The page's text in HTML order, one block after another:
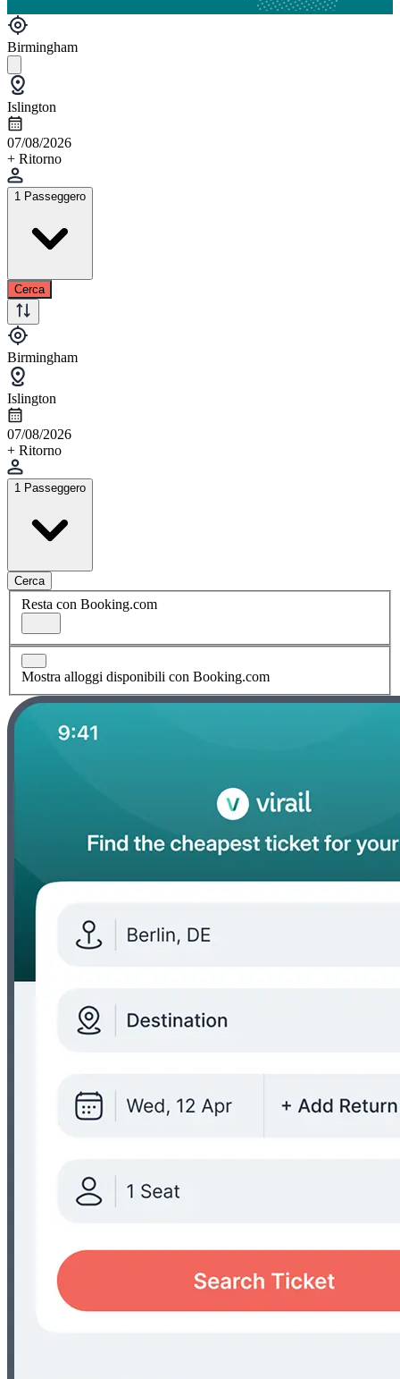
Birmingham
Islington
07/08/2026
+ Ritorno
1 Passeggero
Cerca
Birmingham
Islington
07/08/2026
+ Ritorno
1 Passeggero
Cerca
Resta con Booking.com
Mostra alloggi disponibili con Booking.com